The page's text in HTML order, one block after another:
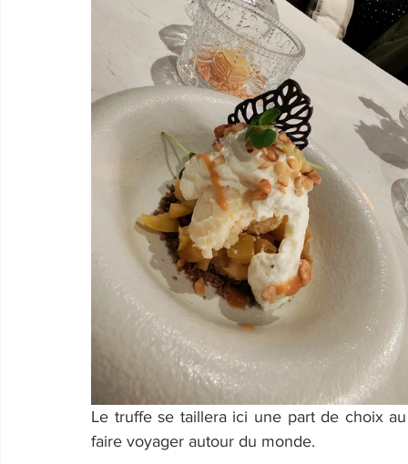
Le truffe se taillera ici une part de choix
faire voyager autour du monde.